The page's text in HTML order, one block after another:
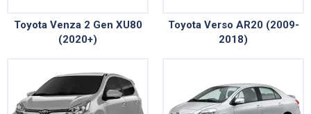
Toyota Venza 2 Gen XU80
(2020+)
Toyota Verso AR20 (2009-
2018)